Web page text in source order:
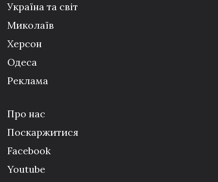
Україна та світ
Миколаїв
Херсон
Одеса
Реклама
Про нас
Поскаржитися
Facebook
Youtube